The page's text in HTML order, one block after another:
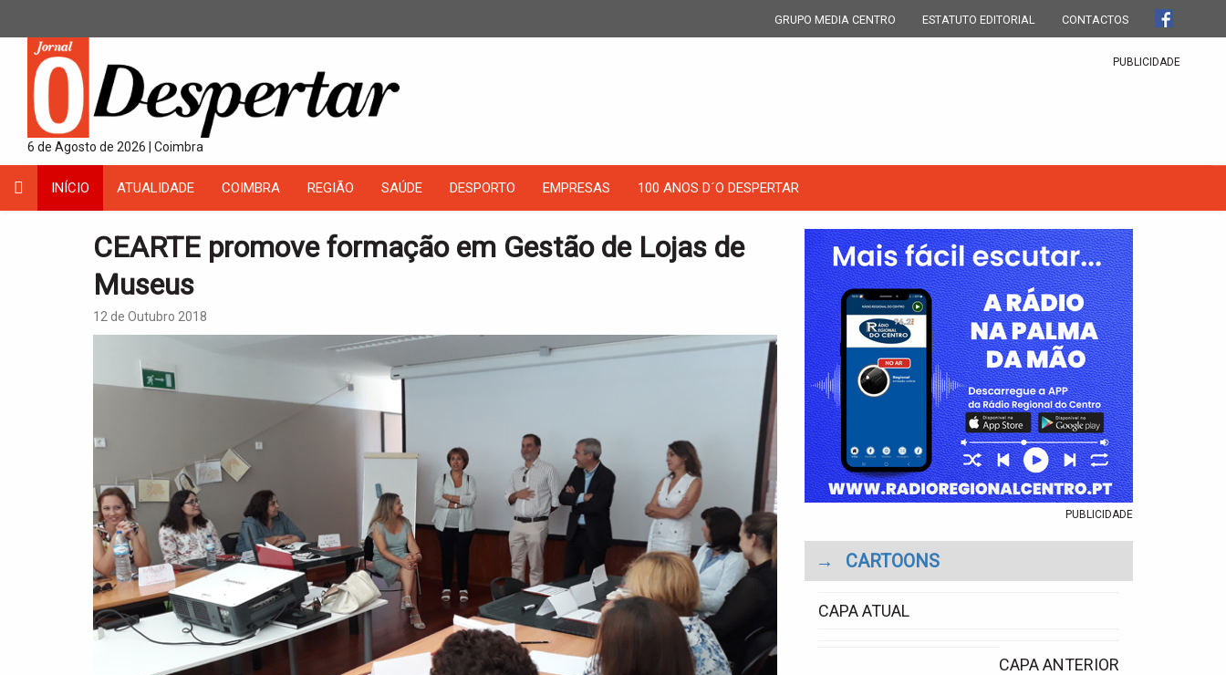
GRUPO MEDIA CENTRO ESTATUTO EDITORIAL CONTACTOS
6 de Agosto de 2026 | Coimbra
PUBLICIDADE
INÍCIO ATUALIDADE COIMBRA REGIÃO SAÚDE DESPORTO EMPRESAS 100 ANOS D´O DESPERTAR
CEARTE promove formação em Gestão de Lojas de
Museus
12 de Outubro 2018
PUBLICIDADE
→ CARTOONS
CAPA ATUAL
CAPA ANTERIOR